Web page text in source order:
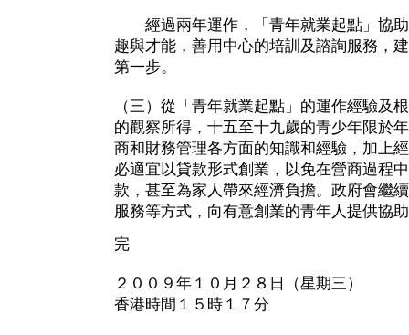
經過兩年運作，「青年就業起點」協助
趣與才能，善用中心的培訓及諮詢服務，
第一步。
（三）從「青年就業起點」的運作經驗及
的觀察所得，十五至十九歲的青少年限於
商和財務管理各方面的知識和經驗，加上
必適宜以貸款形式創業，以免在營商過程
款，甚至為家人帶來經濟負擔。政府會繼
服務等方式，向有意創業的青年人提供協
完
２００９年１０月２８日（星期三）
香港時間１５時１７分